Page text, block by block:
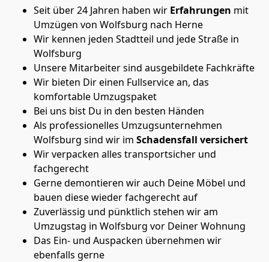
Seit über 24 Jahren haben wir Erfahrungen mit
Umzügen von Wolfsburg nach Herne
Wir kennen jeden Stadtteil und jede Straße in
Wolfsburg
Unsere Mitarbeiter sind ausgebildete Fachkräfte
Wir bieten Dir einen Fullservice an, das
komfortable Umzugspaket
Bei uns bist Du in den besten Händen
Als professionelles Umzugsunternehmen
Wolfsburg sind wir im Schadensfall versichert
Wir verpacken alles transportsicher und
fachgerecht
Gerne demontieren wir auch Deine Möbel und
bauen diese wieder fachgerecht auf
Zuverlässig und pünktlich stehen wir am
Umzugstag in Wolfsburg vor Deiner Wohnung
Das Ein- und Auspacken übernehmen wir
ebenfalls gerne